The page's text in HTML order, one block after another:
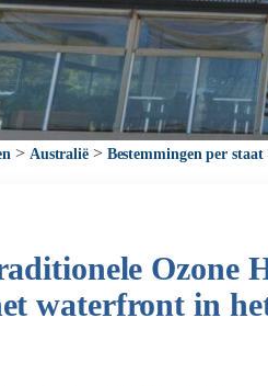
> Australië> Bestemmingen per staat
Ozone
waterfront in